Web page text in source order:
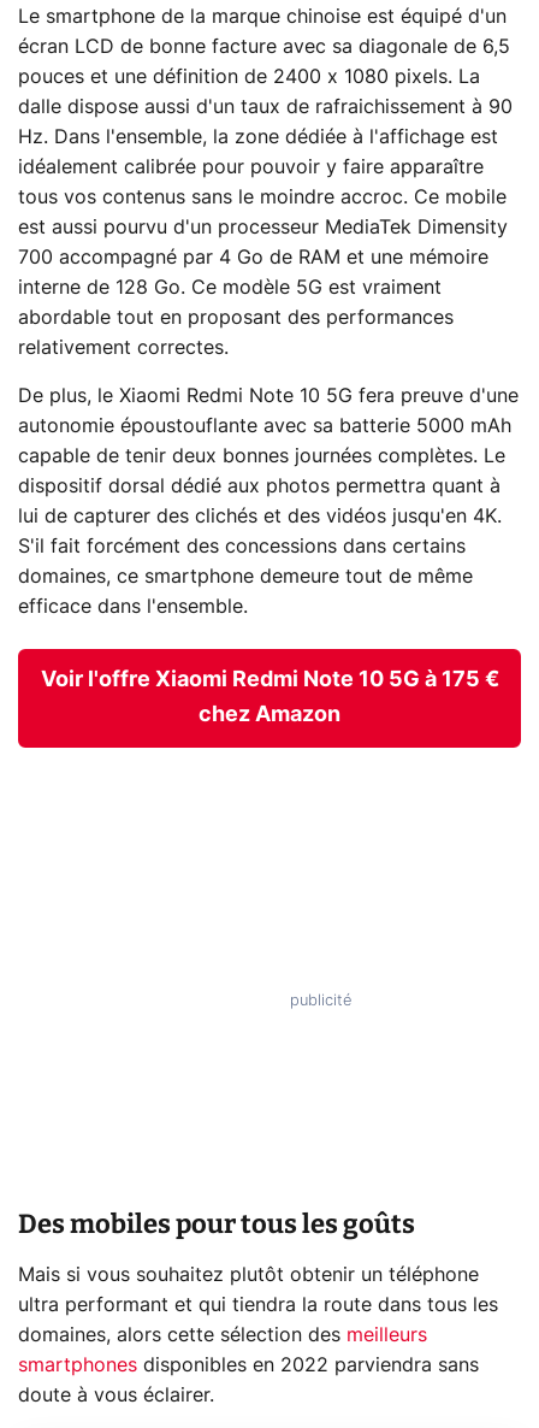
Le smartphone de la marque chinoise est équipé d'un
écran LCD de bonne facture avec sa diagonale de 6,5
pouces et une définition de 2400 x 1080 pixels. La
dalle dispose aussi d'un taux de rafraichissement à 90
Hz. Dans l'ensemble, la zone dédiée à l'affichage est
idéalement calibrée pour pouvoir y faire apparaître
tous vos contenus sans le moindre accroc. Ce mobile
est aussi pourvu d'un processeur MediaTek Dimensity
700 accompagné par 4 Go de RAM et une mémoire
interne de 128 Go. Ce modèle 5G est vraiment
abordable tout en proposant des performances
relativement correctes.
De plus, le Xiaomi Redmi Note 10 5G fera preuve d'une
autonomie époustouflante avec sa batterie 5000 mAh
capable de tenir deux bonnes journées complètes. Le
dispositif dorsal dédié aux photos permettra quant à
lui de capturer des clichés et des vidéos jusqu'en 4K.
S'il fait forcément des concessions dans certains
domaines, ce smartphone demeure tout de même
efficace dans l'ensemble.
Voir l'offre Xiaomi Redmi Note 10 5G à 175 €
chez Amazon
Des mobiles pour tous les goûts
Mais si vous souhaitez plutôt obtenir un téléphone
ultra performant et qui tiendra la route dans tous les
domaines, alors cette sélection des meilleurs
smartphones disponibles en 2022 parviendra sans
doute à vous éclairer.